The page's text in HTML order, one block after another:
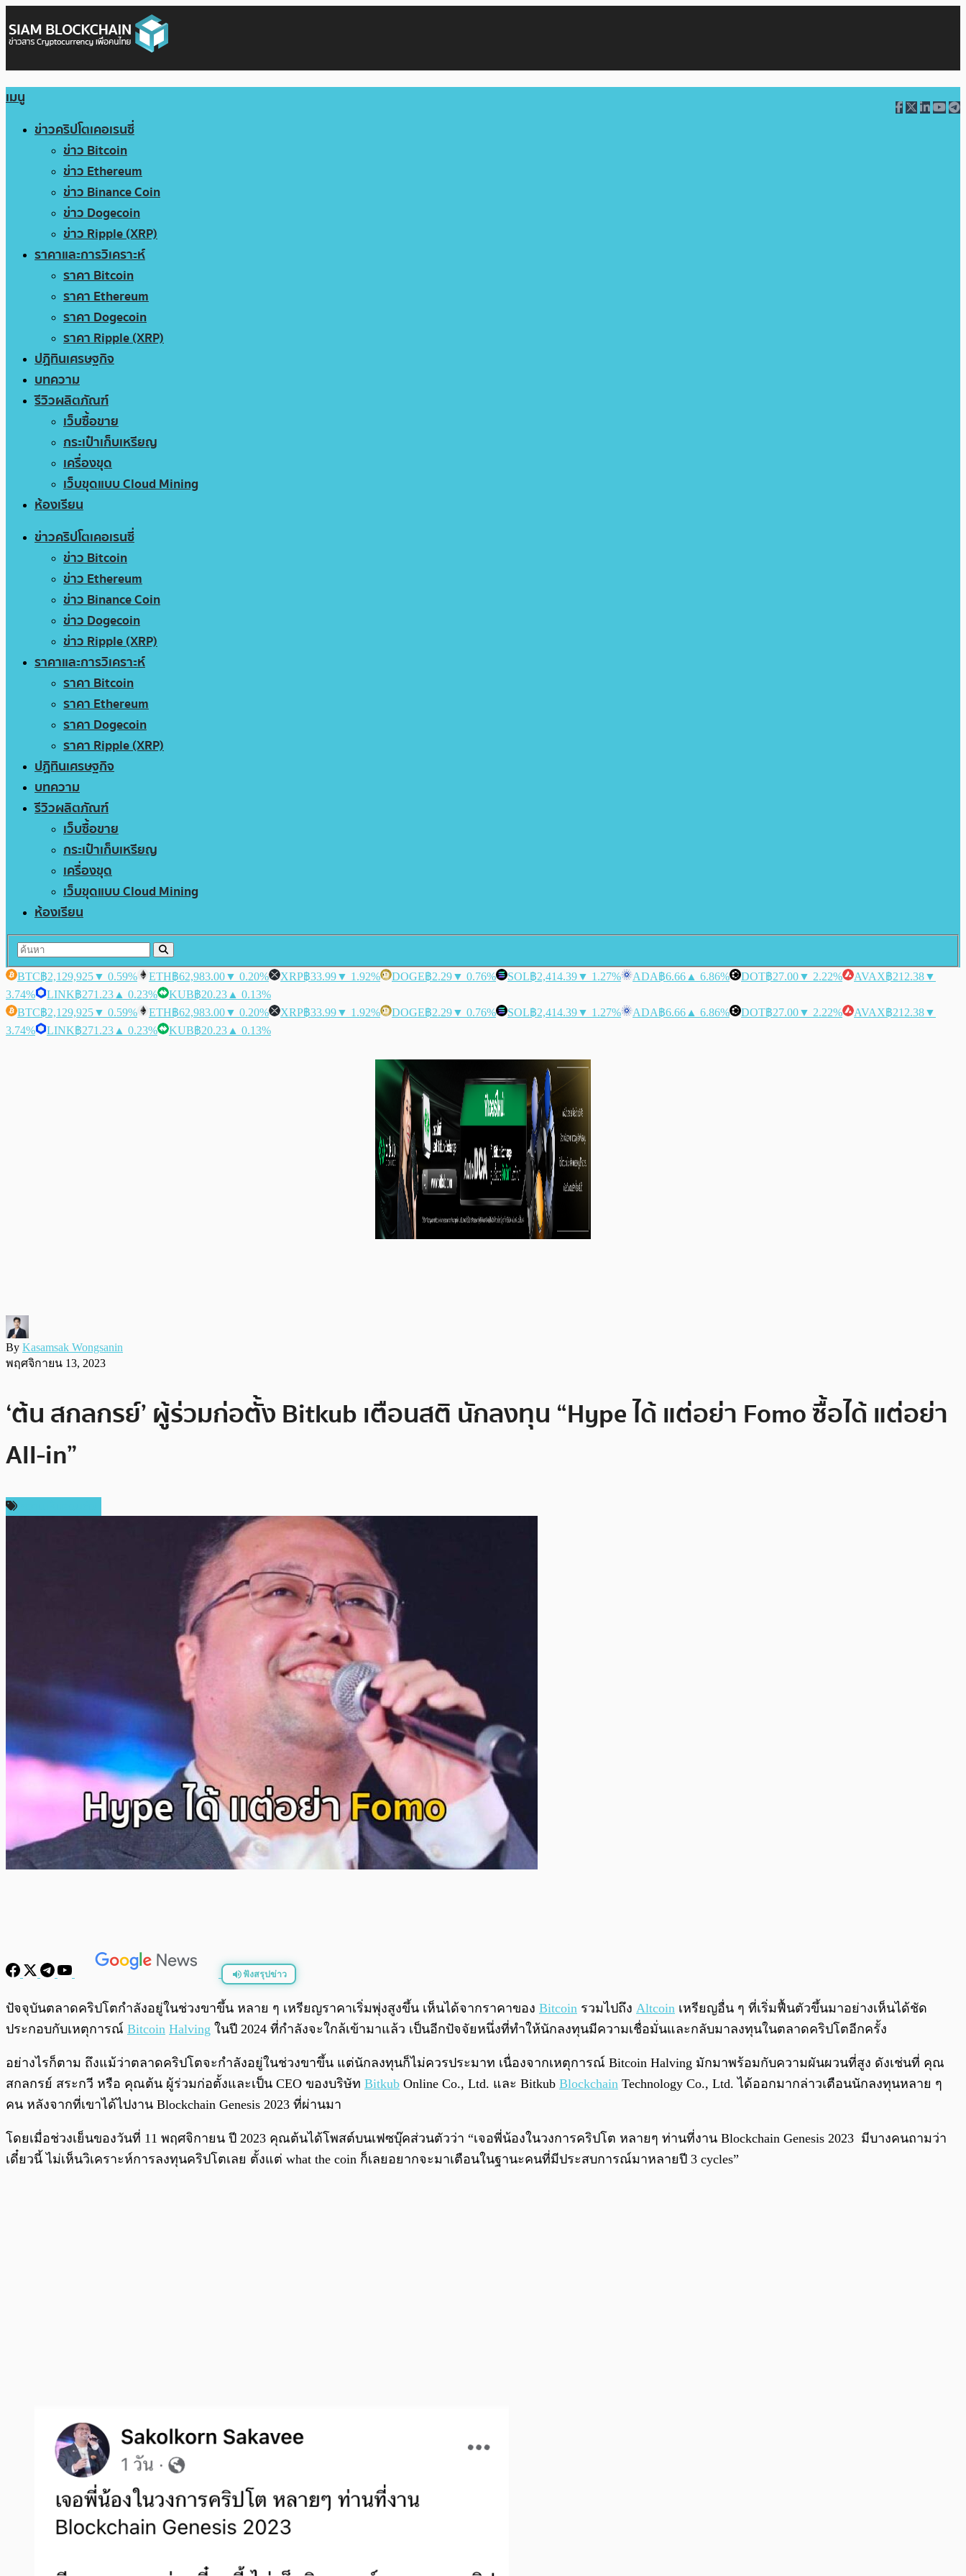
เมนู
ข่าวคริปโตเคอเรนซี่
ข่าว Bitcoin
ข่าว Ethereum
ข่าว Binance Coin
ข่าว Dogecoin
ข่าว Ripple (XRP)
ราคาและการวิเคราะห์
ราคา Bitcoin
ราคา Ethereum
ราคา Dogecoin
ราคา Ripple (XRP)
ปฏิทินเศรษฐกิจ
บทความ
รีวิวผลิตภัณฑ์
เว็บซื้อขาย
กระเป๋าเก็บเหรียญ
เครื่องขุด
เว็บขุดแบบ Cloud Mining
ห้องเรียน
ข่าวคริปโตเคอเรนซี่
ข่าว Bitcoin
ข่าว Ethereum
ข่าว Binance Coin
ข่าว Dogecoin
ข่าว Ripple (XRP)
ราคาและการวิเคราะห์
ราคา Bitcoin
ราคา Ethereum
ราคา Dogecoin
ราคา Ripple (XRP)
ปฏิทินเศรษฐกิจ
บทความ
รีวิวผลิตภัณฑ์
เว็บซื้อขาย
กระเป๋าเก็บเหรียญ
เครื่องขุด
เว็บขุดแบบ Cloud Mining
ห้องเรียน
BTC฿2,129,925▼ 0.59% ETH฿62,983.00▼ 0.20% XRP฿33.99▼ 1.92% DOGE฿2.29▼ 0.76% SOL฿2,414.39▼ 1.27% ADA฿6.66 ▲ 6.86% DOT฿27.00▼ 2.22% AVAX฿212.38▼
3.74%
LINK฿271.23 ▲ 0.23% KUB฿20.23 ▲ 0.13%
BTC฿2,129,925▼ 0.59% ETH฿62,983.00▼ 0.20% XRP฿33.99▼ 1.92% DOGE฿2.29▼ 0.76% SOL฿2,414.39▼ 1.27% ADA฿6.66 ▲ 6.86% DOT฿27.00▼ 2.22% AVAX฿212.38▼
3.74%
LINK฿271.23 ▲ 0.23% KUB฿20.23 ▲ 0.13%
By Kasamsak Wongsanin
พฤศจิกายน 13, 2023
‘ต้น สกลกรย์’ ผู้ร่วมก่อตั้ง Bitkub เตือนสติ นักลงทุน “Hype ได้ แต่อย่า Fomo ซื้อได้ แต่อย่า
All-in”
ฟังสรุปข่าว
0:00/ 0:00
ปัจจุบันตลาดคริปโตกำลังอยู่ในช่วงขาขึ้น หลาย ๆ เหรียญราคาเริ่มพุ่งสูงขึ้น เห็นได้จากราคาของ Bitcoin รวมไปถึง Altcoin เหรียญอื่น ๆ ที่เริ่มฟื้นตัวขึ้นมาอย่างเห็นได้ชัด
ประกอบกับเหตุการณ์ Bitcoin Halving ในปี 2024 ที่กำลังจะใกล้เข้ามาแล้ว เป็นอีกปัจจัยหนึ่งที่ทำให้นักลงทุนมีความเชื่อมั่นและกลับมาลงทุนในตลาดคริปโตอีกครั้ง
อย่างไรก็ตาม ถึงแม้ว่าตลาดคริปโตจะกำลังอยู่ในช่วงขาขึ้น แต่นักลงทุนก็ไม่ควรประมาท เนื่องจากเหตุการณ์ Bitcoin Halving มักมาพร้อมกับความผันผวนที่สูง ดังเช่นที่ คุณ
สกลกรย์ สระกวี หรือ คุณต้น ผู้ร่วมก่อตั้งและเป็น CEO ของบริษัท Bitkub Online Co., Ltd. และ Bitkub Blockchain Technology Co., Ltd. ได้ออกมากล่าวเตือนนักลงทุนหลาย ๆ
คน หลังจากที่เขาได้ไปงาน Blockchain Genesis 2023 ที่ผ่านมา
โดยเมื่อช่วงเย็นของวันที่ 11 พฤศจิกายน ปี 2023 คุณต้นได้โพสต์บนเฟซบุ๊คส่วนตัวว่า “เจอพี่น้องในวงการคริปโต หลายๆ ท่านที่งาน Blockchain Genesis 2023 มีบางคนถามว่า
เดี๋ยวนี้ ไม่เห็นวิเคราะห์การลงทุนคริปโตเลย ตั้งแต่ what the coin ก็เลยอยากจะมาเตือนในฐานะคนที่มีประสบการณ์มาหลายปี 3 cycles”